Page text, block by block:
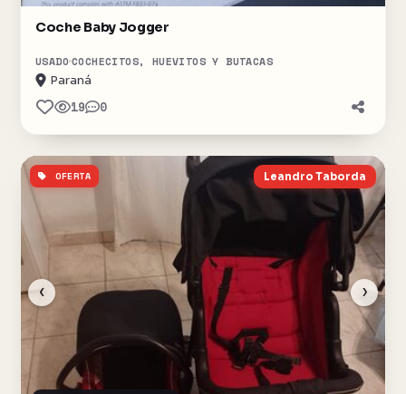
Coche Baby Jogger
USADO COCHECITOS, HUEVITOS Y BUTACAS
Paraná
19 0
‹ ›
Leandro Taborda
OFERTA